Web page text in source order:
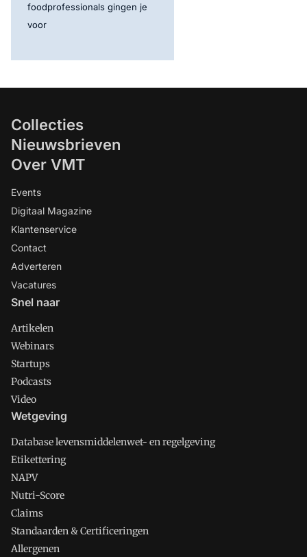
foodprofessionals gingen je
voor
Collecties
Nieuwsbrieven
Over VMT
Events
Digitaal Magazine
Klantenservice
Contact
Adverteren
Vacatures
Snel naar
Artikelen
Webinars
Startups
Podcasts
Video
Wetgeving
Database levensmiddelenwet- en regelgeving
Etikettering
NAPV
Nutri-Score
Claims
Standaarden & Certificeringen
Allergenen